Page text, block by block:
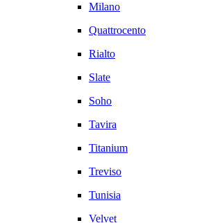
Milano
Quattrocento
Rialto
Slate
Soho
Tavira
Titanium
Treviso
Tunisia
Velvet